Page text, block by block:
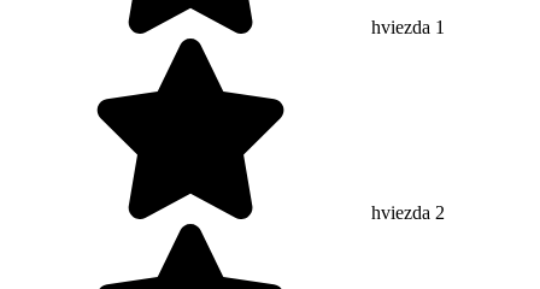
hviezda 1
hviezda 2